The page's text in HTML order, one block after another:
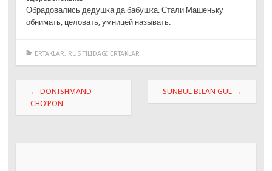
Обрадовались дедушка да бабушка. Стали Машеньку
обнимать, целовать, умницей называть.
ERTAKLAR, RUS TILIDAGI ERTAKLAR
Навигация
← DONISHMAND
CHO’PON
SUNBUL BILAN GUL →